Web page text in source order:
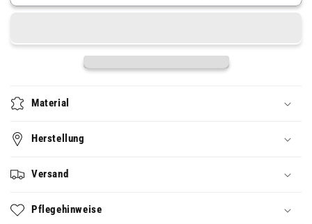
Beanie
Beanie
Material
Herstellung
Versand
Pflegehinweise